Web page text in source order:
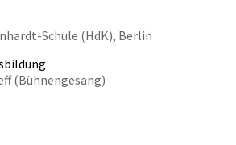
Schule (HdK), Berlin
(Bühnengesang)